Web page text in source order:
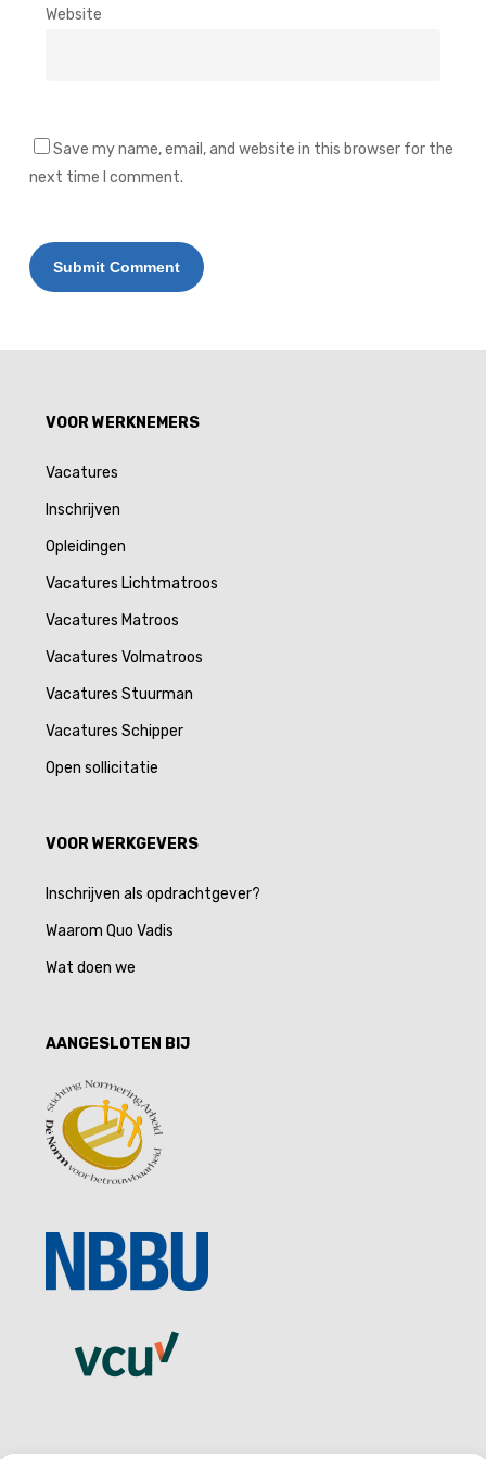
Website
Save my name, email, and website in this browser for the
next time I comment.
VOOR WERKNEMERS
Vacatures
Inschrijven
Opleidingen
Vacatures Lichtmatroos
Vacatures Matroos
Vacatures Volmatroos
Vacatures Stuurman
Vacatures Schipper
Open sollicitatie
VOOR WERKGEVERS
Inschrijven als opdrachtgever?
Waarom Quo Vadis
Wat doen we
AANGESLOTEN BIJ